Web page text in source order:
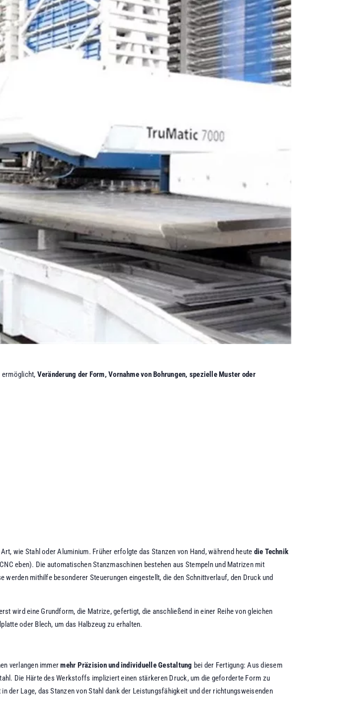
ermöglicht, Veränderung der Form, Vornahme von Bohrungen, spezielle Muster oder
wie Stahl oder Aluminium. Früher erfolgte das Stanzen von Hand, während heute die Technik
eben). Die automatischen Stanzmaschinen bestehen aus Stempeln und Matrizen mit
mithilfe besonderer Steuerungen eingestellt, die den Schnittverlauf, den Druck und
wird eine Grundform, die Matrize, gefertigt, die anschließend in einer Reihe von gleichen
oder Blech, um das Halbzeug zu erhalten.
verlangen immermehr Präzision und individuelle Gestaltung bei der Fertigung: Aus diesem
Die Härte des Werkstoffs impliziert einen stärkeren Druck, um die geforderte Form zu
der Lage, das Stanzen von Stahl dank der Leistungsfähigkeit und der richtungsweisenden